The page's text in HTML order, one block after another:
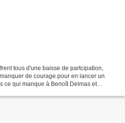
tous d'une baisse de partcipation,
de courage pour en lancer un
ce qui manque à Benoît Delmas et